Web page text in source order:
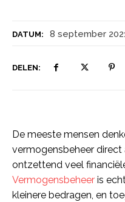
DATUM: 8 september
DELEN:
De meeste mensen
vermogensbeheer direct
ontzettend veel
Vermogensbeheer is
kleinere bedragen, en